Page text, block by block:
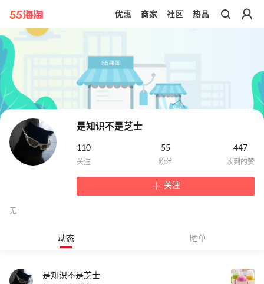
带你去官网买正品
优惠 商家 社区 热品
是知识不是芝士
110 55 447
关注
无
动态 晒单
是知识不是芝士